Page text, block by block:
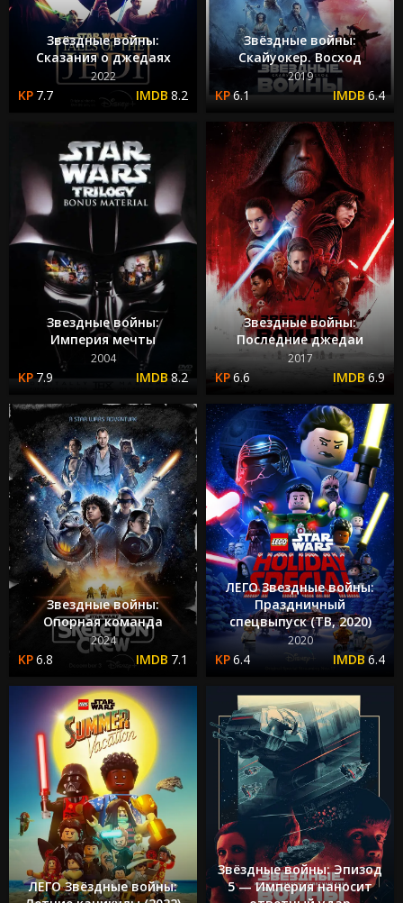
Звёздные войны:
Сказания о джедаях
2022
7.7 8.2
Звёздные войны:
Скайуокер. Восход
2019
6.1 6.4
Звездные войны:
Империя мечты
2004
7.9 8.2
Звездные войны:
Последние джедаи
2017
6.6 6.9
Звездные войны:
Опорная команда
2024
6.8 7.1
ЛЕГО Звездные войны:
Праздничный
спецвыпуск (ТВ, 2020)
2020
6.4 6.4
ЛЕГО Звёздные войны:
Звёздные войны: Эпизод
5 — Империя наносит